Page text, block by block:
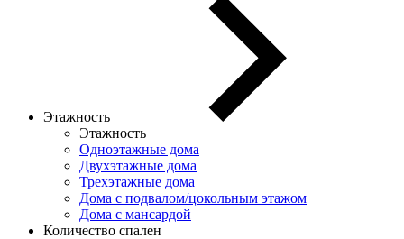
Этажность
Этажность
Одноэтажные дома
Двухэтажные дома
Трехэтажные дома
Дома с подвалом/цокольным этажом
Дома с мансардой
Количество спален